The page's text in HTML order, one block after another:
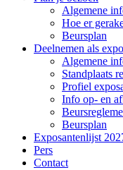
Algemene
Hoe er
Beursplan
Deelnemen als
Algemene
Standplaats
Profiel
Info op- en
Beursplan
Exposantenlijst
Pers
Contact